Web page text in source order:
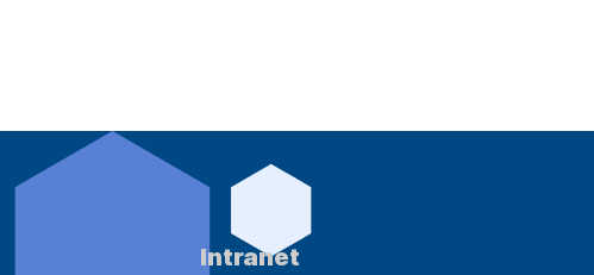
Intranet